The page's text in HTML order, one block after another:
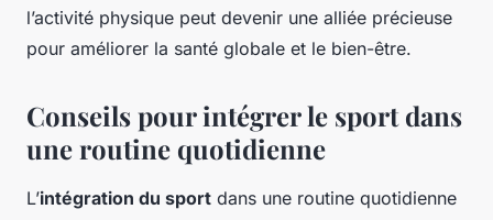
l’activité physique peut devenir une alliée précieuse
pour améliorer la santé globale et le bien-être.
Conseils pour intégrer le sport dans
une routine quotidienne
L’intégration du sport dans une routine quotidienne